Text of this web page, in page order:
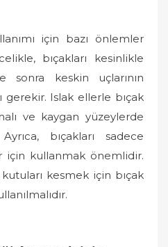
için bazı önlemler
bıçakları kesinlikle
sonra keskin uçlarının
gerekir. Islak ellerle bıçak
ve kaygan yüzeylerde
bıçakları sadece
için kullanmak önemlidir.
kesmek için bıçak